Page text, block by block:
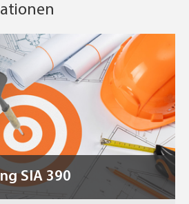
SIA 390